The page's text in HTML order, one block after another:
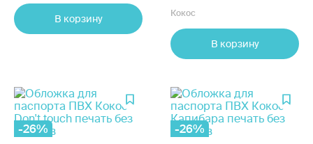
В корзину
печать без уголков
Кокос
В корзину
-26% -26%